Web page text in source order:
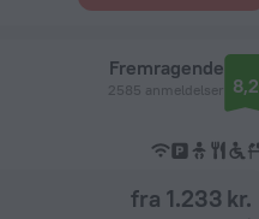
Fremragende
2585 anmeldelser 8,2
fra 1.233 kr.